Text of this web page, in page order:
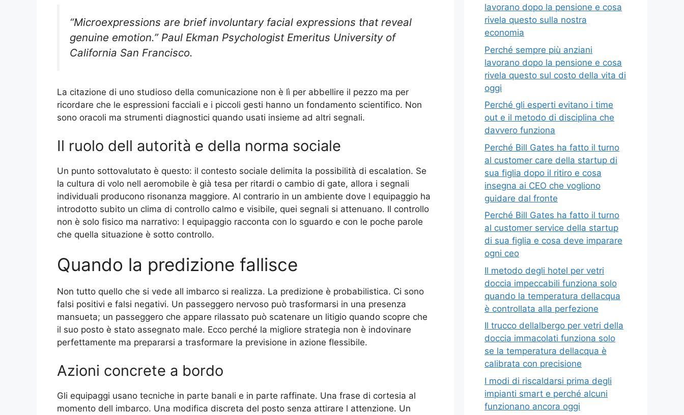
“Microexpressions are brief involuntary facial expressions that reveal
genuine emotion.” Paul Ekman Psychologist Emeritus University of
California San Francisco.
La citazione di uno studioso della comunicazione non è lì per abbellire il pezzo ma per
ricordare che le espressioni facciali e i piccoli gesti hanno un fondamento scientifico. Non
sono oracoli ma strumenti diagnostici quando usati insieme ad altri segnali.
Il ruolo dell autorità e della norma sociale
Un punto sottovalutato è questo: il contesto sociale delimita la possibilità di escalation. Se
la cultura di volo nell aeromobile è già tesa per ritardi o cambio di gate, allora i segnali
individuali producono risonanza maggiore. Al contrario in un ambiente dove l equipaggio ha
introdotto subito un clima di controllo calmo e visibile, quei segnali si attenuano. Il controllo
non è solo fisico ma narrativo: l equipaggio racconta con lo sguardo e con le poche parole
che quella situazione è sotto controllo.
Quando la predizione fallisce
Non tutto quello che si vede all imbarco si realizza. La predizione è probabilistica. Ci sono
falsi positivi e falsi negativi. Un passeggero nervoso può trasformarsi in una presenza
mansueta; un passeggero che appare rilassato può scatenare un litigio quando scopre che
il suo posto è stato assegnato male. Ecco perché la migliore strategia non è indovinare
perfettamente ma prepararsi a trasformare la previsione in azione flessibile.
Azioni concrete a bordo
Gli equipaggi usano tecniche in parte banali e in parte raffinate. Una frase di cortesia al
momento dell imbarco. Una modifica discreta del posto senza attirare l attenzione. Un
lavorano dopo la pensione e cosa
rivela questo sulla nostra
economia
Perché sempre più anziani
lavorano dopo la pensione e cosa
rivela questo sul costo della vita di
oggi
Perché gli esperti evitano i time
out e il metodo di disciplina che
davvero funziona
Perché Bill Gates ha fatto il turno
al customer care della startup di
sua figlia dopo il ritiro e cosa
insegna ai CEO che vogliono
guidare dal fronte
Perché Bill Gates ha fatto il turno
al customer service della startup
di sua figlia e cosa deve imparare
ogni ceo
Il metodo degli hotel per vetri
doccia impeccabili funziona solo
quando la temperatura dellacqua
è controllata alla perfezione
Il trucco dellalbergo per vetri della
doccia immacolati funziona solo
se la temperatura dellacqua è
calibrata con precisione
I modi di riscaldarsi prima degli
impianti smart e perché alcuni
funzionano ancora oggi